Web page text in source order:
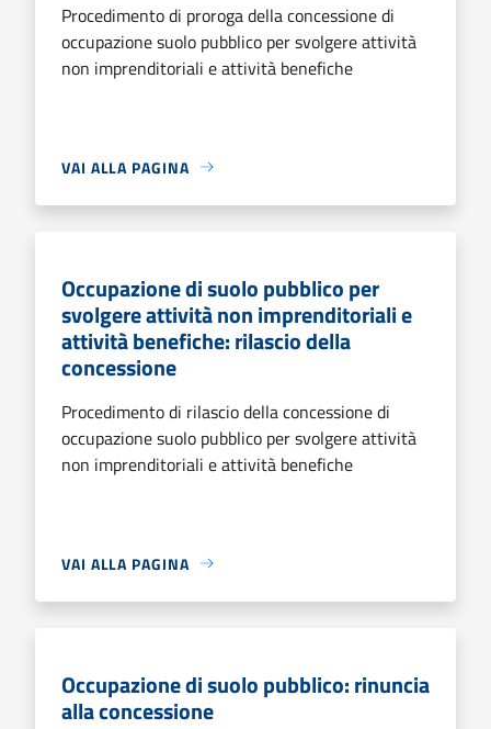
Procedimento di proroga della concessione di
occupazione suolo pubblico per svolgere attività
non imprenditoriali e attività benefiche
VAI ALLA PAGINA
Occupazione di suolo pubblico per
svolgere attività non imprenditoriali e
attività benefiche: rilascio della
concessione
Procedimento di rilascio della concessione di
occupazione suolo pubblico per svolgere attività
non imprenditoriali e attività benefiche
VAI ALLA PAGINA
Occupazione di suolo pubblico: rinuncia
alla concessione